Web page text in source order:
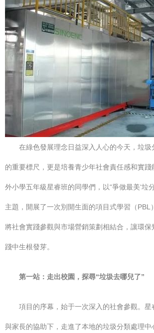
在綠色發展理念日益深入人心的今天，垃圾
的重要標尺，更是培養青少年社會責任感和實
外小學五年級星睿班的同學們，以“爭做最美‘垃
主題，開展了一次別開生面的項目式學習（PBL
將社會實踐參觀與市場營銷策劃相結合，讓環
踐中生根發芽。
第一站：走出校園，探尋“垃圾去哪兒了”
項目的序幕，始于一次深入的社會參觀。星
與家長的協助下，走進了本地的垃圾分類處理